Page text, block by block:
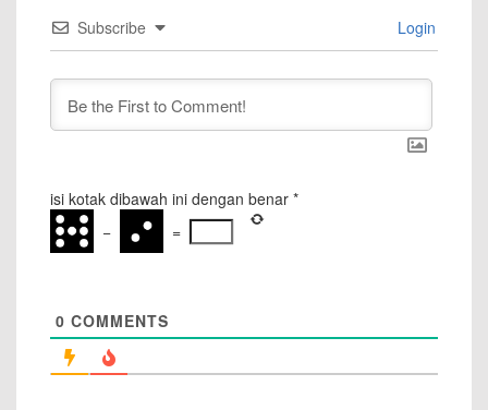
Subscribe Login
isi kotak dibawah ini dengan benar *
−
=
0 COMMENTS